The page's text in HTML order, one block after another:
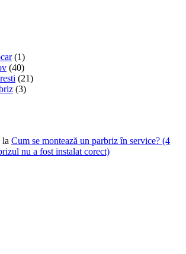
(1)
(40)
(21)
(3)
la Cum se montează un parbriz în service? (4
nu a fost instalat corect)